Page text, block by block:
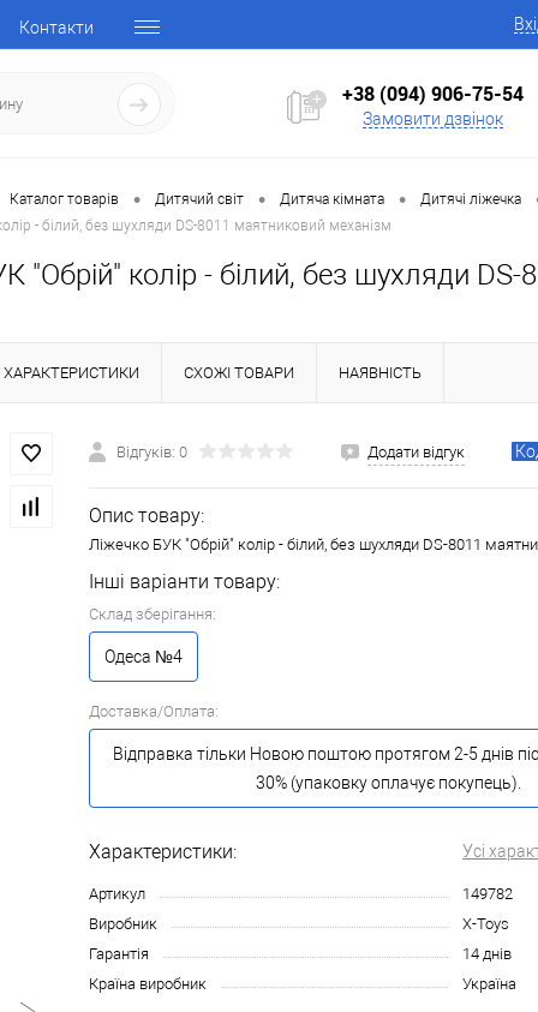
Контакти
+38 (094) 906-75-54
Замовити дзвінок
Каталог товарів • Дитячий світ • Дитяча кімната • Дитячі ліжечка
- білий, без шухляди DS-8011 маятниковий механізм
"Обрій" колір - білий, без шухляди
ХАРАКТЕРИСТИКИ СХОЖІ ТОВАРИ НАЯВНІСТЬ
Відгуків: 0 Додати відгук
Опис товару:
Ліжечко БУК "Обрій" колір - білий, без шухляди DS-8011
Інші варіанти товару:
Склад зберігання:
Одеса №4
Доставка/Оплата:
Відправка тільки Новою поштою протягом 2-5 днів
30% (упаковку оплачує покупець).
Характеристики: Усі
Артикул
149782
Виробник
X-Toys
Гарантія
14 днів
Країна виробник
Україна